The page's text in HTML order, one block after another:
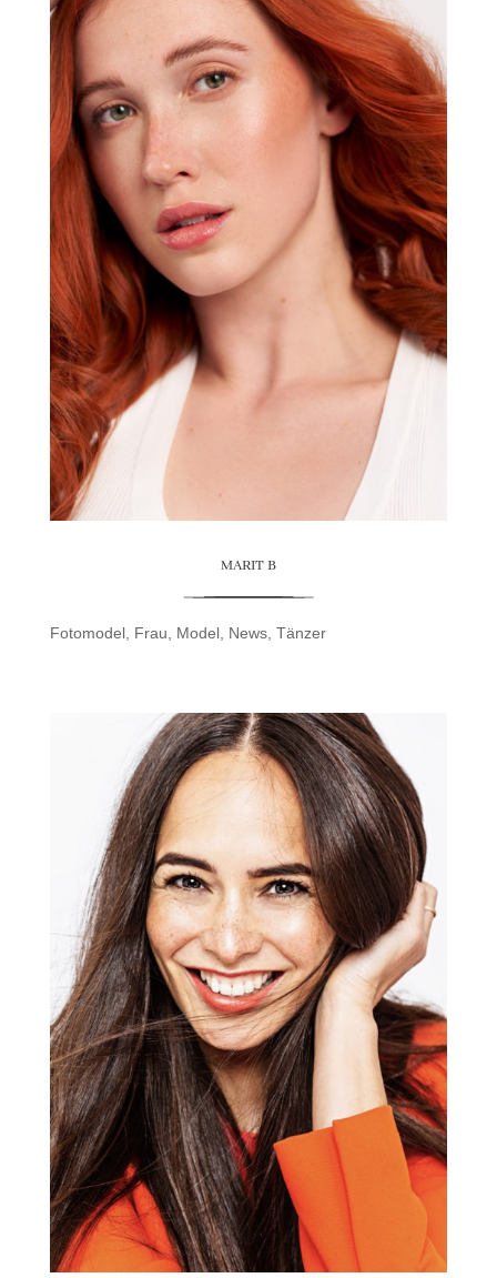
MARIT B
Fotomodel, Frau Model, News, Tänzer